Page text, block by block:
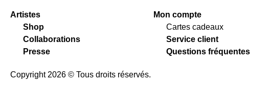
Artistes
Shop
Collaborations
Presse
Mon compte
Cartes cadeaux
Service client
Questions fréquentes
Copyright 2026 © Tous droits réservés.